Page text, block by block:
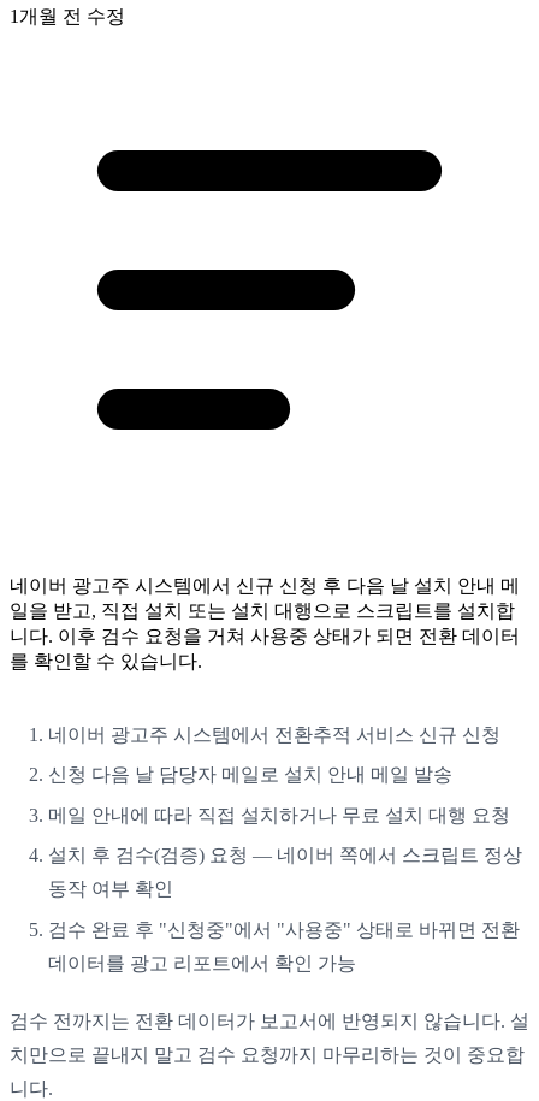
1개월 전 수정
네이버 광고주 시스템에서 신규 신청 후 다음 날 설치 안내 메
일을 받고, 직접 설치 또는 설치 대행으로 스크립트를 설치합
니다. 이후 검수 요청을 거쳐 사용중 상태가 되면 전환 데이터
를 확인할 수 있습니다.
네이버 광고주 시스템에서 전환추적 서비스 신규 신청
신청 다음 날 담당자 메일로 설치 안내 메일 발송
메일 안내에 따라 직접 설치하거나 무료 설치 대행 요청
설치 후 검수(검증) 요청 — 네이버 쪽에서 스크립트 정상
동작 여부 확인
검수 완료 후 "신청중"에서 "사용중" 상태로 바뀌면 전환
데이터를 광고 리포트에서 확인 가능
검수 전까지는 전환 데이터가 보고서에 반영되지 않습니다. 설
치만으로 끝내지 말고 검수 요청까지 마무리하는 것이 중요합
니다.